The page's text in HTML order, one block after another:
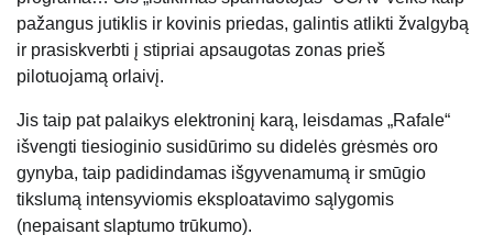
pažangus jutiklis ir kovinis priedas, galintis atlikti žvalgybą
ir prasiskverbti į stipriai apsaugotas zonas prieš
pilotuojamą orlaivį.
Jis taip pat palaikys elektroninį karą, leisdamas „Rafale“
išvengti tiesioginio susidūrimo su didelės grėsmės oro
gynyba, taip padidindamas išgyvenamumą ir smūgio
tikslumą intensyviomis eksploatavimo sąlygomis
(nepaisant slaptumo trūkumo).